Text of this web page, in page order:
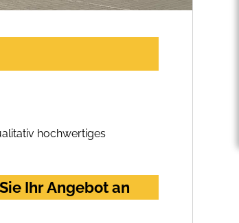
hochwertiges
Ihr Angebot an